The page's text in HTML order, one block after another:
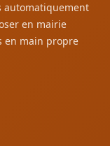
automatiquement
en mairie
en main propre